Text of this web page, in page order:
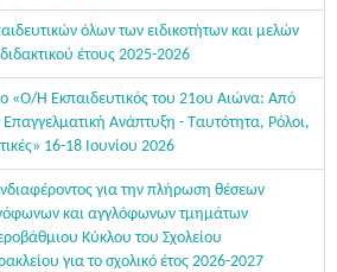
όλων των ειδικοτήτων και μελών
έτους 2025-2026
«Ο/Η Εκπαιδευτικός του 21ου Αιώνα: Από
Ανάπτυξη - Ταυτότητα, Ρόλοι,
16-18 Ιουνίου 2026
για την πλήρωση θέσεων
και αγγλόφωνων τμημάτων
Κύκλου του Σχολείου
για το σχολικό έτος 2026-2027